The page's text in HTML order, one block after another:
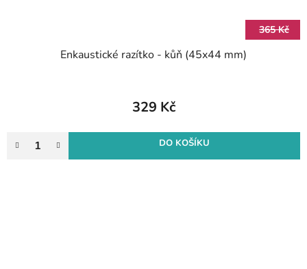
365 Kč
Enkaustické razítko - kůň (45x44 mm)
329 Kč
DO KOŠÍKU